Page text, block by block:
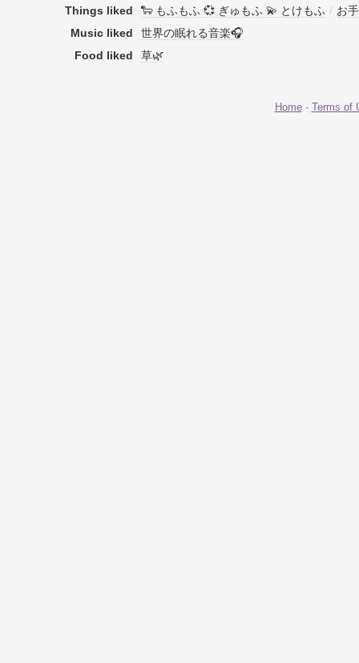
Things liked 🐑 もふもふ 💞 ぎゅもふ 💫 とけもふ / お
Music liked
世界の眠れる音楽🎧
Food liked
草🌿
Home- Terms of